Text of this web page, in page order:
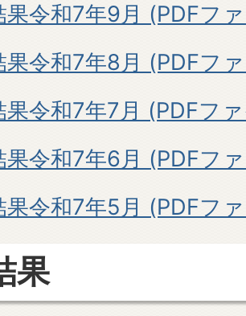
果令和7年9月 (PDFフ
果令和7年8月 (PDFフ
果令和7年7月 (PDFフ
果令和7年6月 (PDFフ
果令和7年5月 (PDFフ
果